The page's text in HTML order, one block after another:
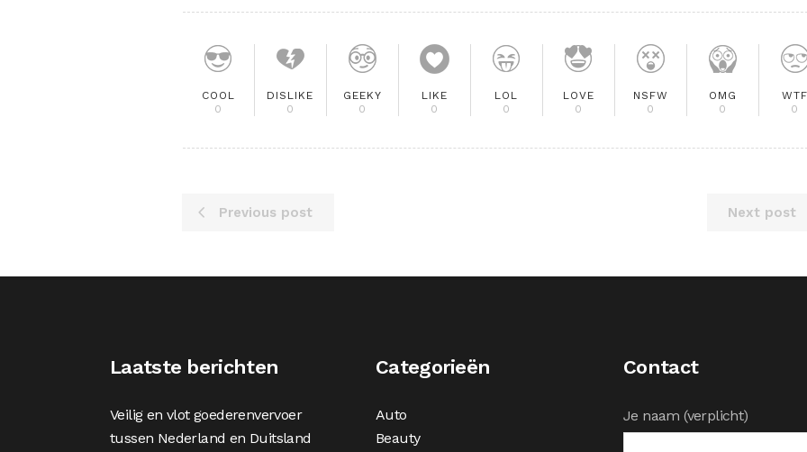
COOL
0
DISLIKE
0
GEEKY
0
LIKE
0
LOL
0
LOVE
0
NSFW
0
OMG
0
WTF
0
Previous post Next post
Laatste berichten
Veilig en vlot goederenvervoer
tussen Nederland en Duitsland
Categorieën
Auto
Beauty
Contact
Je naam (verplicht)